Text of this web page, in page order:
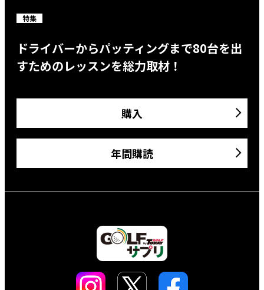
特集
ドライバーからパッティングまで80台を出
すためのレッスンを総力取材！
購入
年間購読